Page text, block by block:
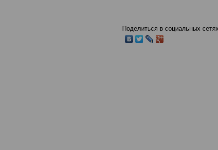
Поделиться в социальных